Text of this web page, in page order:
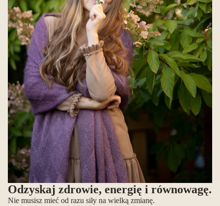
Odzyskaj zdrowie, energię i równowagę.
Nie musisz mieć od razu siły na wielką zmianę.